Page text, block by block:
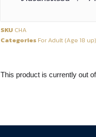
SKU CHA
Categories For Adult (Age 18 up)
This product is currently out